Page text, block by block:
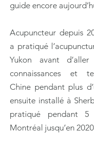
guide encore
Acupuncteur depuis
a pratiqué
Yukon avant
connaissances et
Chine pendant plus
ensuite installé à
pratiqué pendant
Montréal jusqu’en